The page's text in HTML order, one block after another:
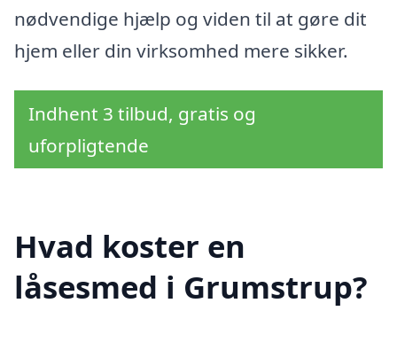
nødvendige hjælp og viden til at gøre dit
hjem eller din virksomhed mere sikker.
Indhent 3 tilbud, gratis og
uforpligtende
Hvad koster en
låsesmed i Grumstrup?